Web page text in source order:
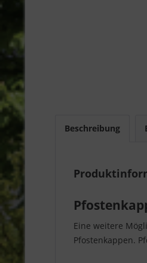
Beschreibung
Eine weitere
Pfostenkappen.